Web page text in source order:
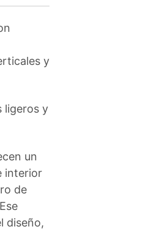
y
ligeros y
un
interior
de
diseño,